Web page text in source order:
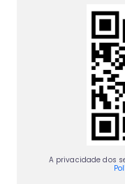
A privacidade dos